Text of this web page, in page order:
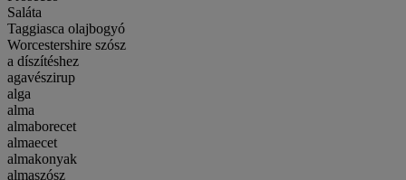
Saláta
Taggiasca olajbogyó
Worcestershire szósz
a díszítéshez
agavészirup
alga
alma
almaborecet
almaecet
almakonyak
almaszósz